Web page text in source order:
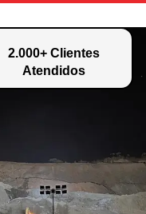
2.000+ Clientes
Atendidos